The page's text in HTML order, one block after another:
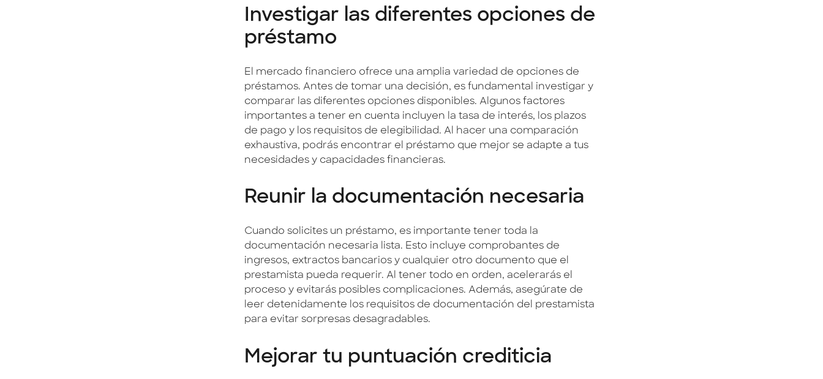
Investigar las diferentes opciones de
préstamo
El mercado financiero ofrece una amplia variedad de opciones de
préstamos. Antes de tomar una decisión, es fundamental investigar y
comparar las diferentes opciones disponibles. Algunos factores
importantes a tener en cuenta incluyen la tasa de interés, los plazos
de pago y los requisitos de elegibilidad. Al hacer una comparación
exhaustiva, podrás encontrar el préstamo que mejor se adapte a tus
necesidades y capacidades financieras.
Reunir la documentación necesaria
Cuando solicites un préstamo, es importante tener toda la
documentación necesaria lista. Esto incluye comprobantes de
ingresos, extractos bancarios y cualquier otro documento que el
prestamista pueda requerir. Al tener todo en orden, acelerarás el
proceso y evitarás posibles complicaciones. Además, asegúrate de
leer detenidamente los requisitos de documentación del prestamista
para evitar sorpresas desagradables.
Mejorar tu puntuación crediticia